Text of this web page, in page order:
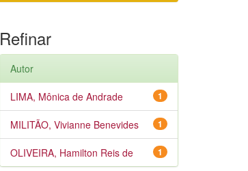
Refinar
Autor
1
LIMA, Mônica de Andrade
1
MILITÃO, Vivianne Benevides
1
OLIVEIRA, Hamilton Reis de